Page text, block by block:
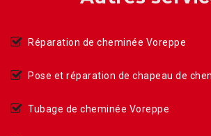
Réparation de cheminée Voreppe
Pose et réparation de chapeau de
Tubage de cheminée Voreppe